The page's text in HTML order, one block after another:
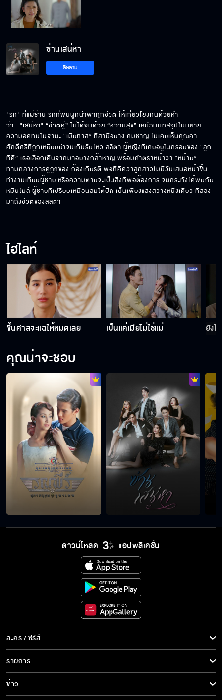
อยู่กับผมก่อนนะ
หลินจะแจ้งความ
ซ่านเสน่หา วันนี้เสนอตอนแรก
ผมไม่อยากให้ลูกสาวมีผัว 2 คน
เราเลิกกันเถอะ
ผู้ชายคนไหนไม่รักก็โง่เต็มทน
ความสัมพันธ์ของจูบคือ คนที่ถูกจูบตอบสนอง
ใคร
ซ่านเสน่หา
ติดตาม
"รัก" ที่แผ่ซ่าน รักที่พันผูกนำพาทุกชีวิต ให้เกี่ยวโยงกันด้วยคำ
ว่า..."เสน่หา" “ชีวิตคู่” ไม่ได้จบด้วย “ความสุข” เหมือนบทสรุปในนิยาย
ความอดทนในฐานะ “เมียทาส” ที่สามีอย่าง คมชาญ ไม่เคยเห็นคุณค่า
ศักดิ์ศรีที่ถูกเหยียบย่ำจนเกินรับไหว ลลิตา ผู้หญิงที่เคยอยู่ในกรอบของ “ลูก
ที่ดี” เธอเลือกเดินจากมาอย่างกล้าหาญ พร้อมคำตราหน้าว่า “หม้าย”
ท่ามกลางการดูถูกของ ก้องเกียรติ พ่อที่คิดว่าลูกสาวไม่มีวันเสนอหน้าขึ้น
ทำงานเทียบผู้ชาย หรือความตายจะเป็นสิ่งที่พ่อต้องการ จนกระทั่งได้พบกับ
หมื่นไมล์ ผู้ชายที่เปรียบเหมือนลมใต้ปีก เป็นเพียงแสงสว่างหนึ่งเดียว ที่ส่อง
มาถึงชีวิตของลลิตา
ไฮไลท์
ขึ้นศาลจะแฉให้หมดเลย เป็นแค่เมียไม่ใช่แม่ ยังไ
คุณน่าจะชอบ
ดาวน์โหลด แอปพลิเคชั่น
ละคร / ซีรีส์
ละคร/ซีรีส์
ซีรีส์นานาชาติ
การ์ตูน & เกม
รายการ
รายการทั้งหมด
ข่าว